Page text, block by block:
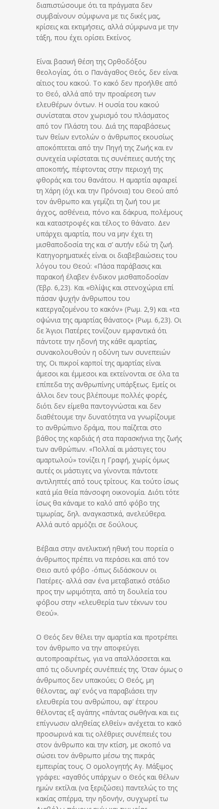
διαπιστώσουμε ότι τα πράγματα δεν
συμβαίνουν σύμφωνα με τις δικές μας,
κρίσεις και εκτιμήσεις, αλλά σύμφωνα με την
τάξη, που έχει ορίσει Εκείνος.
Είναι βασική θέση της Ορθοδόξου
θεολογίας, ότι ο Πανάγαθος Θεός, δεν είναι
αίτιος του κακού. Το κακό δεν προήλθε από
το Θεό, αλλά από την προαίρεση των
ελευθέρων όντων. Η ουσία του κακού
συνίσταται στον χωρισμό του πλάσματος
από τον Πλάστη του. Διά της παραβάσεως
των θείων εντολών ο άνθρωπος εκουσίως
αποκόπτεται από την Πηγή της Ζωής και εν
συνεχεία υφίσταται τις συνέπειες αυτής της
αποκοπής, πέφτοντας στην περιοχή της
φθοράς και του θανάτου. Η αμαρτία αφαιρεί
τη Χάρη (όχι και την Πρόνοια) του Θεού από
τον άνθρωπο και γεμίζει τη ζωή του με
άγχος, ασθένεια, πόνο και δάκρυα, πολέμους
και καταστροφές και τέλος το θάνατο. Δεν
υπάρχει αμαρτία, που να μην έχει τη
μισθαποδοσία της και σ’ αυτήν εδώ τη ζωή.
Κατηγορηματικές είναι οι διαβεβαιώσεις του
λόγου του Θεού: «Πάσα παράβασις και
παρακοή έλαβεν ένδικον μισθαποδοσίαν
(Έβρ. 6,23). Και «Θλίψις και στενοχώρια επί
πάσαν ψυχήν άνθρωπου του
κατεργαζομένου το κακόν» (Ρωμ. 2,9) και «τα
οψώνια της αμαρτίας θάνατος» (Ρωμ. 6,23). Οι
δε Άγιοι Πατέρες τονίζουν εμφαντικά ότι
πάντοτε την ηδονή της κάθε αμαρτίας,
συνακολουθούν η οδύνη των συνεπειών
της. Οι πικροί καρποί της αμαρτίας είναι
άμεσοι και έμμεσοι και εκτείνονται σε όλα τα
επίπεδα της ανθρωπίνης υπάρξεως. Εμείς οι
άλλοι δεν τους βλέπουμε πολλές φορές,
διότι δεν είμεθα παντογνώσται και δεν
διαθέτουμε την δυνατότητα να γνωρίζουμε
το ανθρώπινο δράμα, που παίζεται στο
βάθος της καρδιάς ή στα παρασκήνια της ζωής
των ανθρώπων. «Πολλαί αι μάστιγες του
αμαρτωλού» τονίζει η Γραφή, χωρίς όμως
αυτές οι μάστιγες να γίνονται πάντοτε
αντιληπτές από τους τρίτους. Και τούτο ίσως
κατά μία θεία πάνσοφη οικονομία. Διότι τότε
ίσως θα κάναμε το καλό από φόβο της
τιμωρίας, δηλ. αναγκαστικά, ανελεύθερα.
Αλλά αυτό αρμόζει σε δούλους.
Βέβαια στην ανελικτική ηθική του πορεία ο
άνθρωπος πρέπει να περάσει και από τον
Θειο αυτό φόβο -όπως διδάσκουν οι
Πατέρες- αλλά σαν ένα μεταβατικό στάδιο
προς την ωριμότητα, από τη δουλεία του
φόβου στην «ελευθερία των τέκνων του
Θεού».
Ο Θεός δεν θέλει την αμαρτία και προτρέπει
τον άνθρωπο να την αποφεύγει
αυτοπροαιρέτως, για να απαλλάσσεται και
από τις οδυνηρές συνέπειές της. Όταν όμως ο
άνθρωπος δεν υπακούει; Ο Θεός, μη
θέλοντας, αφ’ ενός να παραβιάσει την
ελευθερία του ανθρώπου, αφ’ έτερου
θέλοντας εξ αγάπης «πάντας σωθήναι και εις
επίγνωσιν αληθείας ελθείν» ανέχεται το κακό
προσωρινά και τις ολέθριες συνέπειές του
στον άνθρωπο και την κτίση, με σκοπό να
σώσει τον άνθρωπο μέσω της πικράς
εμπειρίας τους. Ο ομολογητής Αγ. Μάξιμος
γράφει: «αγαθός υπάρχων ο Θεός και θέλων
ημών εκτίλαι (να ξεριζώσει) παντελώς το της
κακίας σπέρμα, την ηδονήν, συγχωρεί τω